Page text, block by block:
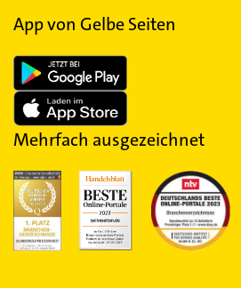
App von Gelbe Seiten
Mehrfach ausgezeichnet